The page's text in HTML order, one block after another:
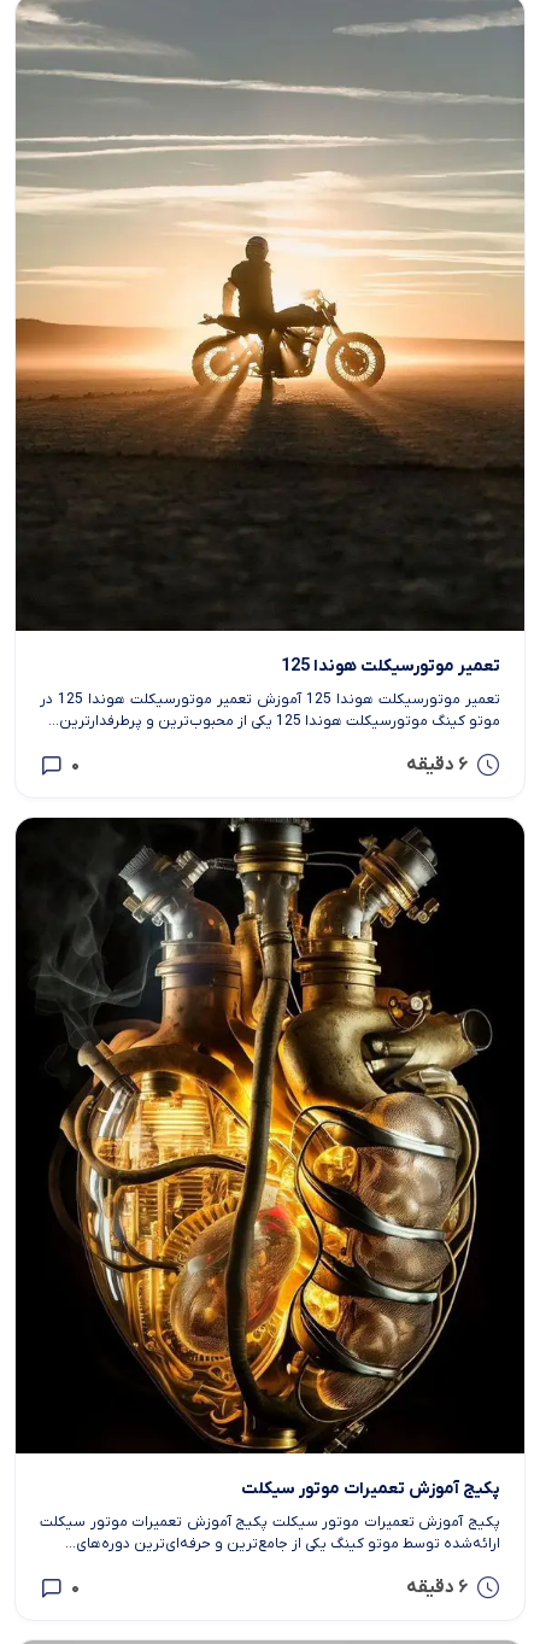
تعمیر موتورسیکلت هوندا 125
تعمیر موتورسیکلت هوندا 125 آموزش تعمیر موتورسیکلت هوندا 125 در
موتو کینگ موتورسیکلت هوندا 125 یکی از محبوب‌ترین و پرطرفدارترین...
6 دقیقه 0
پکیج آموزش تعمیرات موتور سیکلت
پکیج آموزش تعمیرات موتور سیکلت پکیج آموزش تعمیرات موتور سیکلت
ارائه‌شده توسط موتو کینگ یکی از جامع‌ترین و حرفه‌ای‌ترین دوره‌های...
6 دقیقه 0